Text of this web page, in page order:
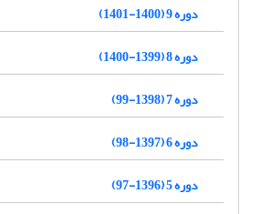
دوره 9 (1400-1401)
دوره 8 (1399-1400)
دوره 7 (1398-99)
دوره 6 (1397-98)
دوره 5 (1396-97)